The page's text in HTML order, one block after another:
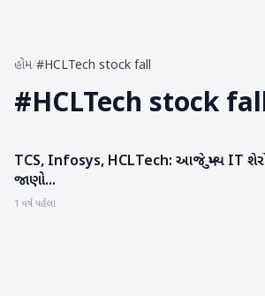
હોમ/#HCLTech stock fall
#HCLTech stock
બિઝનેસ
TCS, Infosys, HCLTech: આજે મુખ્ય IT શેરો
જાણો...
1 વર્ષ પહેલા